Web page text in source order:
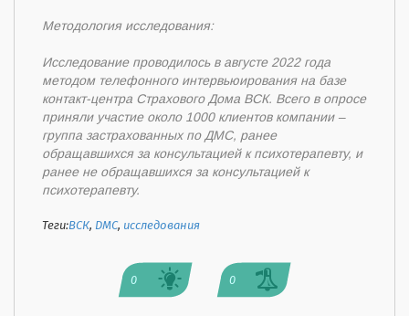
Методология исследования:
Исследование проводилось в августе 2022 года
методом телефонного интервьюирования на базе
контакт-центра Страхового Дома ВСК. Всего в опросе
приняли участие около 1000 клиентов компании –
группа застрахованных по ДМС, ранее
обращавшихся за консультацией к психотерапевту, и
ранее не обращавшихся за консультацией к
психотерапевту.
Теги:ВСК, ДМС, исследования
0 0